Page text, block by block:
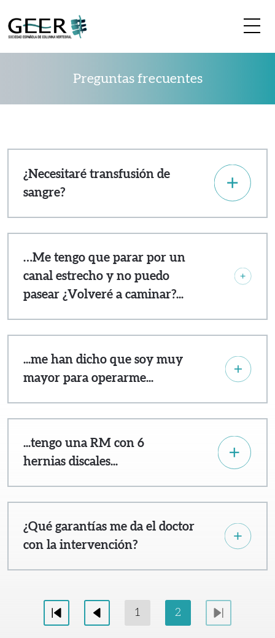
Preguntas frecuentes
¿Necesitaré transfusión de
sangre?
…Me tengo que parar por un
canal estrecho y no puedo
pasear ¿Volveré a caminar?...
...me han dicho que soy muy
mayor para operarme...
...tengo una RM con 6
hernias discales...
¿Qué garantías me da el doctor
con la intervención?
PPrimeraPAnterior
1
2
PSiguiente